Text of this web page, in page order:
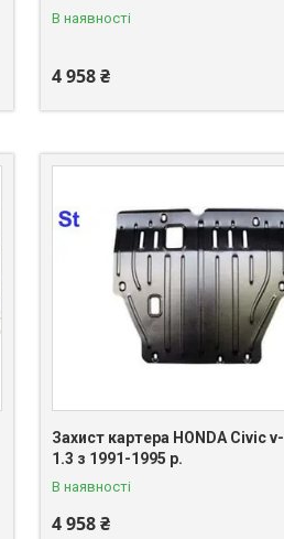
В наявності
4 958 ₴
Захист картера HONDA Civic v-
1.3 з 1991-1995 р.
В наявності
4 958 ₴